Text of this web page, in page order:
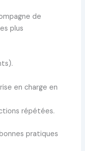
de
plus
en charge en
répétées.
pratiques